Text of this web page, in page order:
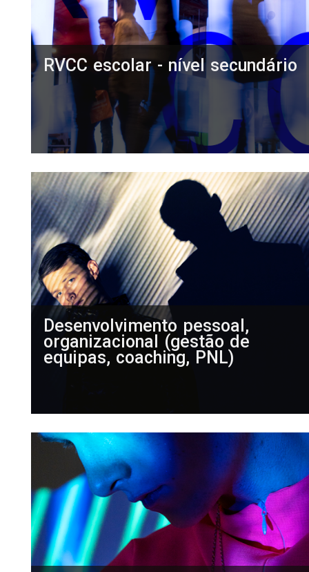
RVCC escolar - nível secundário
Desenvolvimento pessoal,
organizacional (gestão de
equipas, coaching, PNL)